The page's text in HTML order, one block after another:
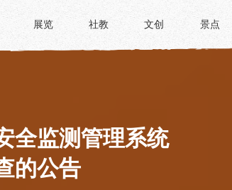
展览
社教
社教
文创
景点
藏品修复
数字资源
捐赠名录
博士后创新实践基地
全监测管理系统
的公告